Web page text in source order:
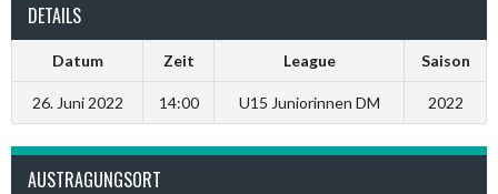
DETAILS
Datum Zeit League Saison
26. Juni 2022 14:00 U15 Juniorinnen DM 2022
AUSTRAGUNGSORT